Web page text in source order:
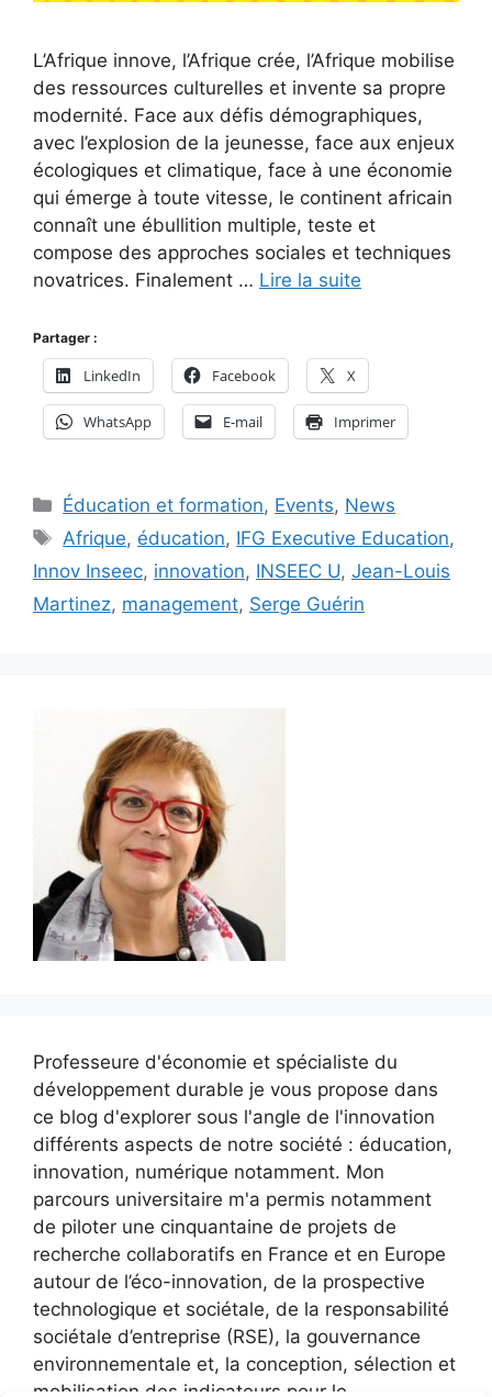
L’Afrique innove, l’Afrique crée, l’Afrique mobilise
des ressources culturelles et invente sa propre
modernité. Face aux défis démographiques,
avec l’explosion de la jeunesse, face aux enjeux
écologiques et climatique, face à une économie
qui émerge à toute vitesse, le continent africain
connaît une ébullition multiple, teste et
compose des approches sociales et techniques
novatrices. Finalement … Lire la suite
Partager :
LinkedIn Facebook X
WhatsApp E-mail Imprimer
Catégories
Éducation et formation, Events, News
Étiquettes
Afrique, éducation, IFG Executive Education,
Innov Inseec, innovation, INSEEC U, Jean-Louis
Martinez, management, Serge Guérin
Professeure d'économie et spécialiste du
développement durable je vous propose dans
ce blog d'explorer sous l'angle de l'innovation
différents aspects de notre société : éducation,
innovation, numérique notamment. Mon
parcours universitaire m'a permis notamment
de piloter une cinquantaine de projets de
recherche collaboratifs en France et en Europe
autour de l’éco-innovation, de la prospective
technologique et sociétale, de la responsabilité
sociétale d’entreprise (RSE), la gouvernance
environnementale et, la conception, sélection et
mobilisation des indicateurs pour le